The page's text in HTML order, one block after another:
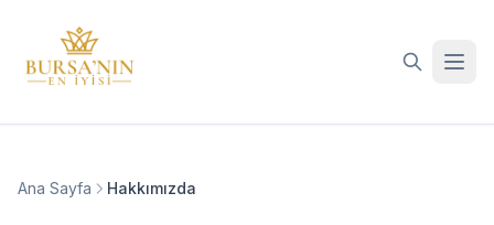
İçeriğe geç
Ana Sayfa Hakkımızda